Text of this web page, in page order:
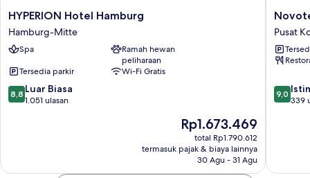
HYPERION
Hotel
Hamburg
Hamburg-
HYPERION Hotel Hamburg
Hamburg-Mitte
Spa
Ramah hewan
peliharaan
Tersedia parkir
Wi-Fi Gratis
8.8
dari
8,8 Luar Biasa
1.051 ulasan
Harga
sekarang
Rp1.673.469
Rp1.673.469
total Rp1.790.612
termasuk pajak & biaya lainnya
30 Agu - 31 Agu
Novotel
Central
Station
Pusat
Pusat
9.0
dari
9,0
339